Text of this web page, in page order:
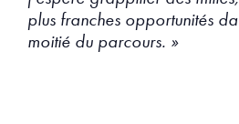
plus franches opportunités
moitié du parcours. »